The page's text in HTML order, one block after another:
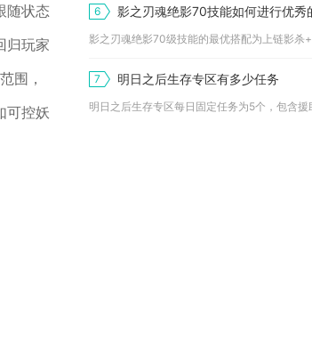
随状态
归玩家
围，
可控妖
6 影之刃魂绝影70技能如何进行优秀
7 明日之后生存专区有多少任务